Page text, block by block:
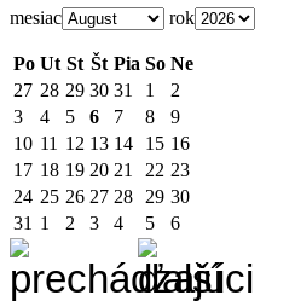
mesiac rok
Po Ut St Št Pia So Ne
27 28 29 30 31 1
2
3
4 5 6 7 8
9
10 11 12 13 14 15 16
17 18 19 20 21 22 23
24 25 26 27 28 29 30
31 1 2 3 4 5 6